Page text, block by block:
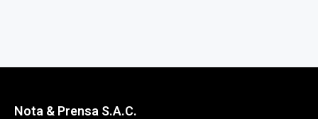
Nota & Prensa S.A.C.